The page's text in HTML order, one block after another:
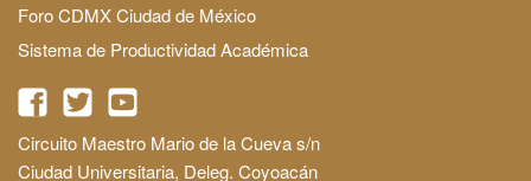
Foro CDMX Ciudad de México
Sistema de Productividad Académica
Circuito Maestro Mario de la Cueva s/n
Ciudad Universitaria, Deleg. Coyoacán